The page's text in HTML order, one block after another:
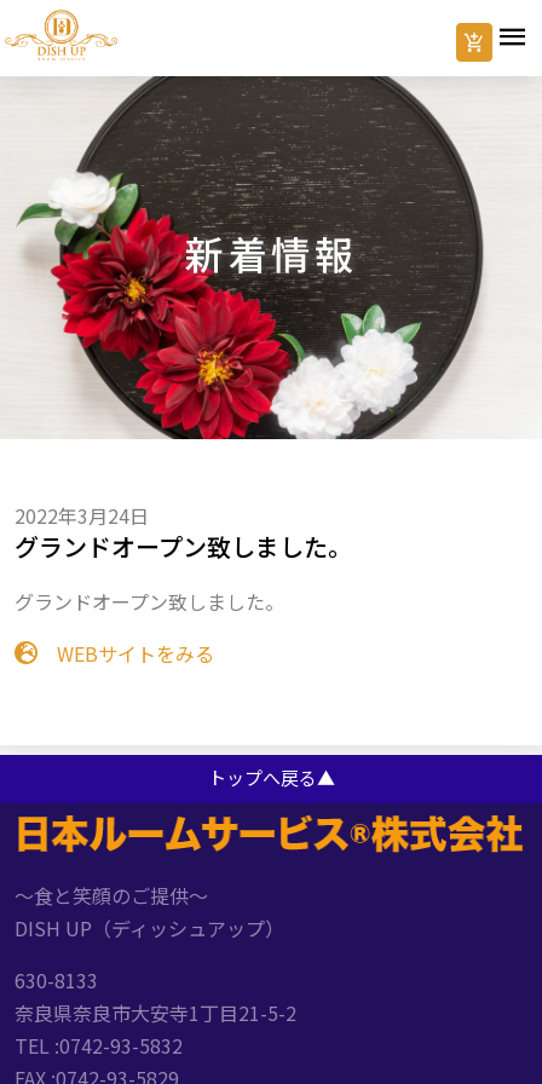
新着情報
2022年3月24日
グランドオープン致しました。
グランドオープン致しました。
WEBサイトをみる
トップへ戻る▲
～食と笑顔のご提供～
DISH UP（ディッシュアップ）
630-8133
奈良県奈良市大安寺1丁目21-5-2
TEL :0742-93-5832
FAX :0742-93-5829